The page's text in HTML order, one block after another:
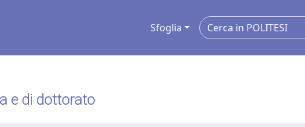
Sfoglia
e di dottorato